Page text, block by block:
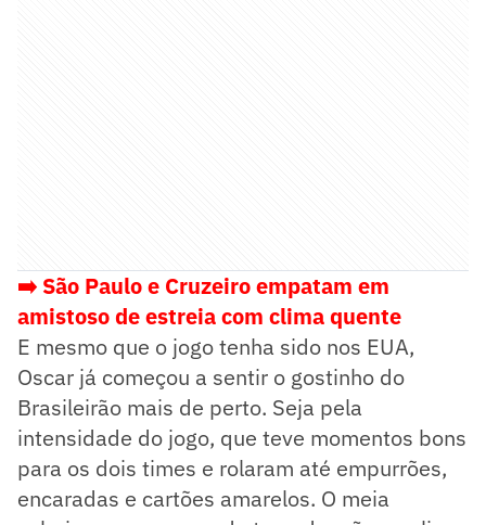
➡️ São Paulo e Cruzeiro empatam em
amistoso de estreia com clima quente
E mesmo que o jogo tenha sido nos EUA,
Oscar já começou a sentir o gostinho do
Brasileirão mais de perto. Seja pela
intensidade do jogo, que teve momentos bons
para os dois times e rolaram até empurrões,
encaradas e cartões amarelos. O meia